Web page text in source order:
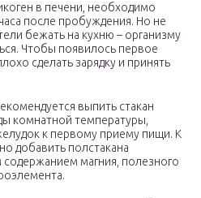
в печени, необходимо
после пробуждения. Но не
бежать на кухню – организму
Чтобы появилось первое
сделать зарядку и принять
выпить стакан
комнатной температуры,
к первому приему пищи. К
добавить полстакана
магния, полезного